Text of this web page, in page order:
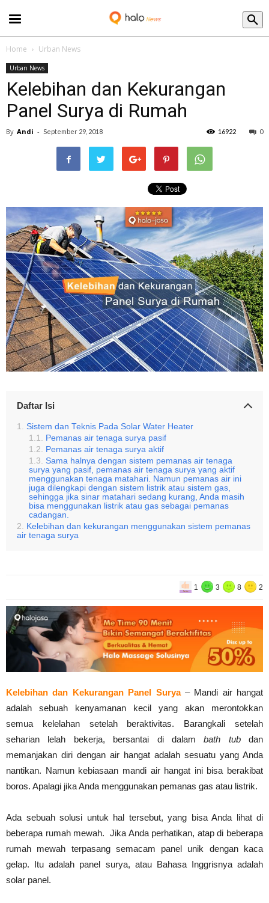
Home Urban News
Urban News
Kelebihan dan Kekurangan
Panel Surya di Rumah
By Andi - September 29, 2018 0
16922
Daftar Isi
Sistem dan Teknis Pada Solar Water Heater
Pemanas air tenaga surya pasif
Pemanas air tenaga surya aktif
Sama halnya dengan sistem pemanas air tenaga
surya yang pasif, pemanas air tenaga surya yang aktif
menggunakan tenaga matahari. Namun pemanas air ini
juga dilengkapi dengan sistem listrik atau sistem gas,
sehingga jika sinar matahari sedang kurang, Anda masih
bisa menggunakan listrik atau gas sebagai pemanas
cadangan.
Kelebihan dan kekurangan menggunakan sistem pemanas
air tenaga surya
1 3 8 2
Kelebihan dan Kekurangan Panel Surya– Mandi air hangat
adalah sebuah kenyamanan kecil yang akan merontokkan
semua kelelahan setelah beraktivitas. Barangkali setelah
seharian lelah bekerja, bersantai di dalambath tubdan
memanjakan diri dengan air hangat adalah sesuatu yang Anda
nantikan. Namun kebiasaan mandi air hangat ini bisa berakibat
boros. Apalagi jika Anda menggunakan pemanas gas atau listrik.
Ada sebuah solusi untuk hal tersebut, yang bisa Anda lihat di
beberapa rumah mewah. Jika Anda perhatikan, atap di beberapa
rumah mewah terpasang semacam panel unik dengan kaca
gelap. Itu adalah panel surya, atau Bahasa Inggrisnya adalah
solar panel.